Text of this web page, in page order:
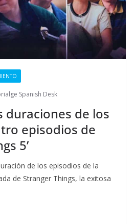
Spanish Desk
duraciones de los
episodios de
5’
de los episodios de la
de Stranger Things, la exitosa